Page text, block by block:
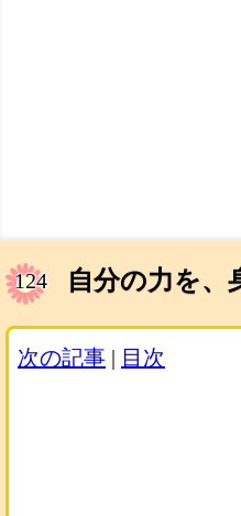
124 自分の力を、
次の記事 | 目次